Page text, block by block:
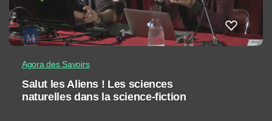
Agora des Savoirs
Salut les Aliens ! Les sciences
naturelles dans la science-fiction